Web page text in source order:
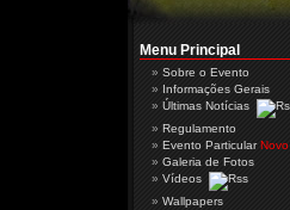
Menu Principal
Sobre o Evento
Informações Gerais
Últimas Notícias
Regulamento
Evento ParticularNovo
Galeria de Fotos
Vídeos
Wallpapers